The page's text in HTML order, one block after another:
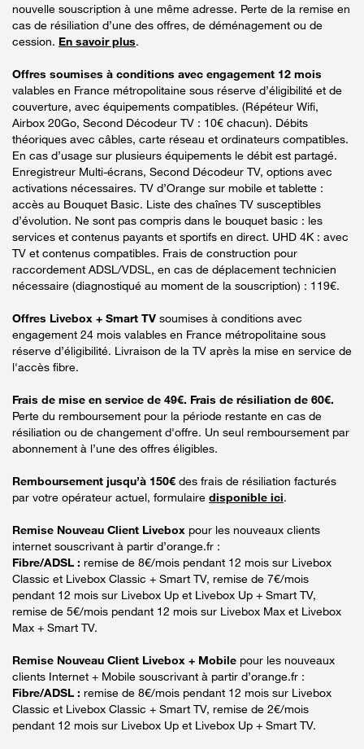
nouvelle souscription à une même adresse. Perte de la remise en
cas de résiliation d’une des offres, de déménagement ou de
cession. En savoir plus.
Offres soumises à conditions avec engagement 12 mois
valables en France métropolitaine sous réserve d’éligibilité et de
couverture, avec équipements compatibles. (Répéteur Wifi,
Airbox 20Go, Second Décodeur TV : 10€ chacun). Débits
théoriques avec câbles, carte réseau et ordinateurs compatibles.
En cas d’usage sur plusieurs équipements le débit est partagé.
Enregistreur Multi-écrans, Second Décodeur TV, options avec
activations nécessaires. TV d’Orange sur mobile et tablette :
accès au Bouquet Basic. Liste des chaînes TV susceptibles
d’évolution. Ne sont pas compris dans le bouquet basic : les
services et contenus payants et sportifs en direct. UHD 4K : avec
TV et contenus compatibles. Frais de construction pour
raccordement ADSL/VDSL, en cas de déplacement technicien
nécessaire (diagnostiqué au moment de la souscription) : 119€.
Offres Livebox + Smart TV soumises à conditions avec
engagement 24 mois valables en France métropolitaine sous
réserve d’éligibilité. Livraison de la TV après la mise en service de
l'accès fibre.
Frais de mise en service de 49€. Frais de résiliation de 60€.
Perte du remboursement pour la période restante en cas de
résiliation ou de changement d'offre. Un seul remboursement par
abonnement à l’une des offres éligibles.
Remboursement jusqu’à 150€ des frais de résiliation facturés
par votre opérateur actuel, formulaire disponible ici.
Remise Nouveau Client Livebox pour les nouveaux clients
internet souscrivant à partir d’orange.fr :
Fibre/ADSL : remise de 8€/mois pendant 12 mois sur Livebox
Classic et Livebox Classic + Smart TV, remise de 7€/mois
pendant 12 mois sur Livebox Up et Livebox Up + Smart TV,
remise de 5€/mois pendant 12 mois sur Livebox Max et Livebox
Max + Smart TV.
Remise Nouveau Client Livebox + Mobile pour les nouveaux
clients Internet + Mobile souscrivant à partir d’orange.fr :
Fibre/ADSL : remise de 8€/mois pendant 12 mois sur Livebox
Classic et Livebox Classic + Smart TV, remise de 2€/mois
pendant 12 mois sur Livebox Up et Livebox Up + Smart TV.